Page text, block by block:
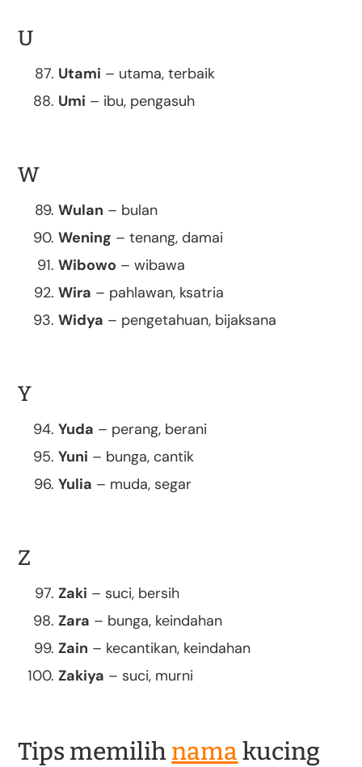
U
Utami – utama, terbaik
Umi – ibu, pengasuh
W
Wulan – bulan
Wening – tenang, damai
Wibowo – wibawa
Wira – pahlawan, ksatria
Widya – pengetahuan, bijaksana
Y
Yuda – perang, berani
Yuni – bunga, cantik
Yulia – muda, segar
Z
Zaki – suci, bersih
Zara – bunga, keindahan
Zain – kecantikan, keindahan
Zakiya – suci, murni
Tips memilihnamakucing